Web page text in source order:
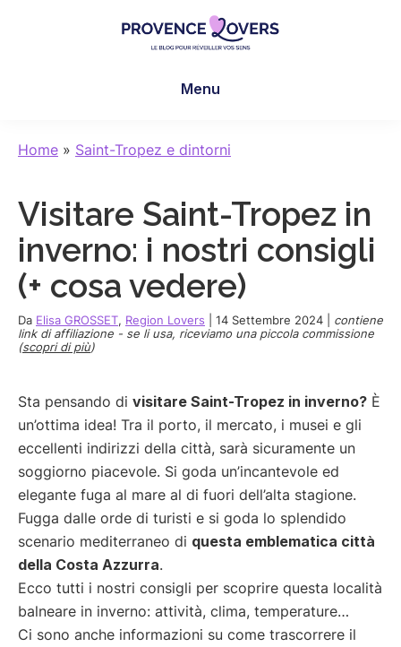
sensi
-
blog
de
et
Menu
Home » Saint-Tropez e dintorni
Visitare Saint-Tropez in
inverno: i nostri consigli
(+ cosa vedere)
Da Elisa GROSSET, Region Lovers 14 Settembre 2024
contiene
link di affiliazione - se li usa, riceviamo una piccola commissione
(scopri di più)
Sta pensando di visitare Saint-Tropez in inverno? È
un’ottima idea! Tra il porto, il mercato, i musei e gli
eccellenti indirizzi della città, sarà sicuramente un
soggiorno piacevole. Si goda un’incantevole ed
elegante fuga al mare al di fuori dell’alta stagione.
Fugga dalle orde di turisti e si goda lo splendido
scenario mediterraneo di questa emblematica città
della Costa Azzurra.
Ecco tutti i nostri consigli per scoprire questa località
balneare in inverno: attività, clima, temperature…
Ci sono anche informazioni su come trascorrere il